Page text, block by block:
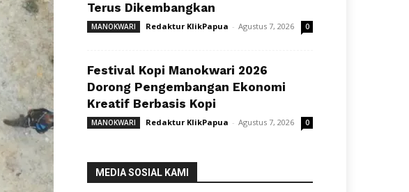
Terus Dikembangkan
MANOKWARI Redaktur KlikPapua - Agustus 7, 2026 0
Festival Kopi Manokwari 2026
Dorong Pengembangan Ekonomi
Kreatif Berbasis Kopi
MANOKWARI Redaktur KlikPapua - Agustus 7, 2026 0
MEDIA SOSIAL KAMI